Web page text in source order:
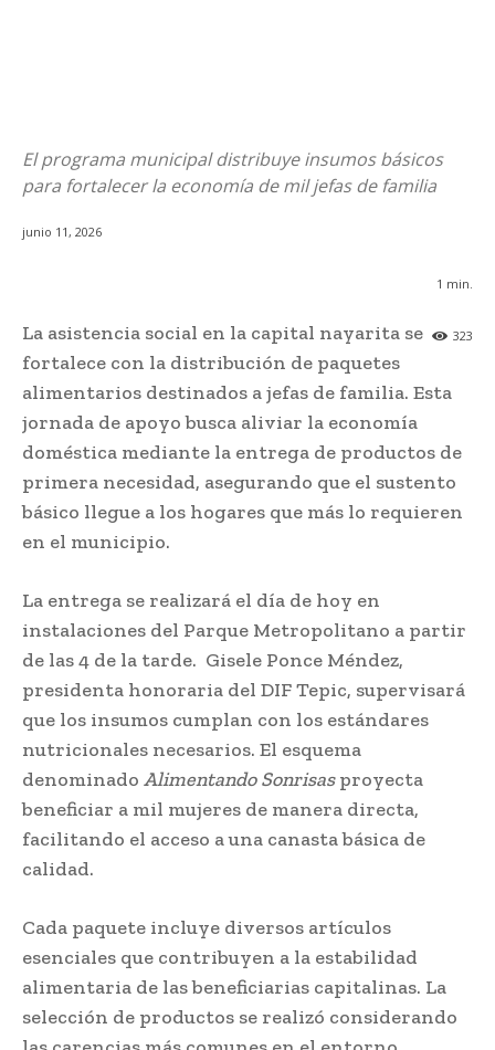
El programa municipal distribuye insumos básicos
para fortalecer la economía de mil jefas de familia
junio 11, 2026
1 min.
323
La asistencia social en la capital nayarita se
fortalece con la distribución de paquetes
alimentarios destinados a jefas de familia. Esta
jornada de apoyo busca aliviar la economía
doméstica mediante la entrega de productos de
primera necesidad, asegurando que el sustento
básico llegue a los hogares que más lo requieren
en el municipio.
La entrega se realizará el día de hoy en
instalaciones del Parque Metropolitano a partir
de las 4 de la tarde. Gisele Ponce Méndez,
presidenta honoraria del DIF Tepic, supervisará
que los insumos cumplan con los estándares
nutricionales necesarios. El esquema
denominado Alimentando Sonrisasproyecta
beneficiar a mil mujeres de manera directa,
facilitando el acceso a una canasta básica de
calidad.
Cada paquete incluye diversos artículos
esenciales que contribuyen a la estabilidad
alimentaria de las beneficiarias capitalinas. La
selección de productos se realizó considerando